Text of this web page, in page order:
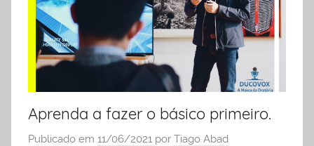
liderança
Aprenda a fazer o básico primeiro.
Publicado em 11/06/2021 por Tiago Abad